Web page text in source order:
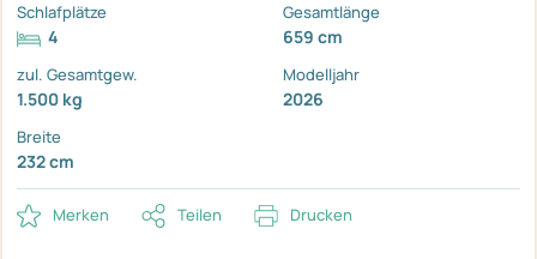
Schlafplätze
4
Gesamtlänge
659 cm
zul. Gesamtgew.
1.500 kg
Modelljahr
2026
Breite
232 cm
Merken Teilen Drucken